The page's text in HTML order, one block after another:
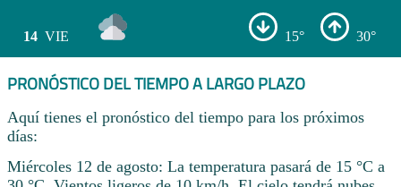
14 VIE 15° 30°
PRONÓSTICO DEL TIEMPO A LARGO PLAZO
Aquí tienes el pronóstico del tiempo para los próximos
días:
Miércoles 12 de agosto: La temperatura pasará de 15 °C a